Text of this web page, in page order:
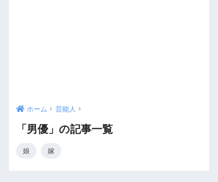
ホーム 芸能人
「男優」の記事一覧
娘 嫁